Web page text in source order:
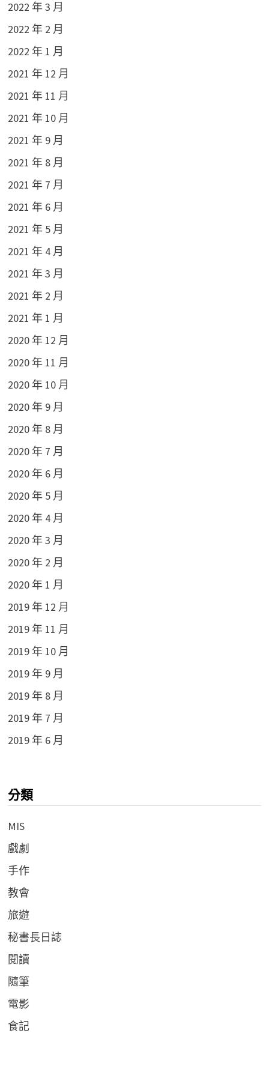
2022 年 3 月
2022 年 2 月
2022 年 1 月
2021 年 12 月
2021 年 11 月
2021 年 10 月
2021 年 9 月
2021 年 8 月
2021 年 7 月
2021 年 6 月
2021 年 5 月
2021 年 4 月
2021 年 3 月
2021 年 2 月
2021 年 1 月
2020 年 12 月
2020 年 11 月
2020 年 10 月
2020 年 9 月
2020 年 8 月
2020 年 7 月
2020 年 6 月
2020 年 5 月
2020 年 4 月
2020 年 3 月
2020 年 2 月
2020 年 1 月
2019 年 12 月
2019 年 11 月
2019 年 10 月
2019 年 9 月
2019 年 8 月
2019 年 7 月
2019 年 6 月
分類
MIS
戲劇
手作
教會
旅遊
秘書長日誌
閱讀
隨筆
電影
食記